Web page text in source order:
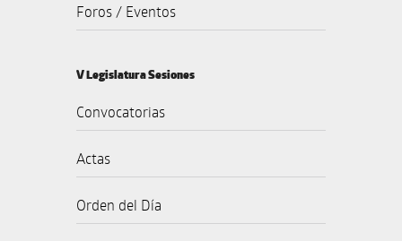
Foros / Eventos
V Legislatura Sesiones
Convocatorias
Actas
Orden del Día